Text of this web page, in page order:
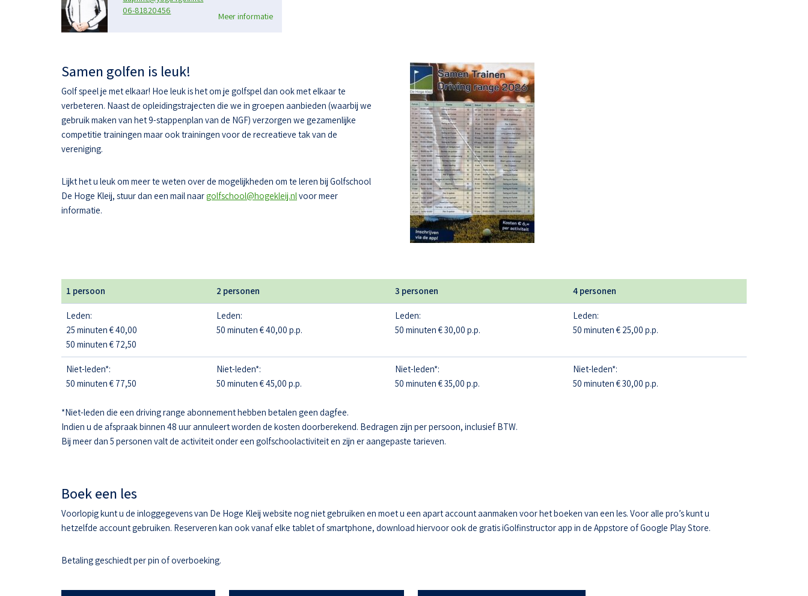
06-81820456
Meer informatie
Samen golfen is leuk!
Golf speel je met elkaar! Hoe leuk is het om je golfspel dan ook met elkaar te
verbeteren. Naast de opleidingstrajecten die we in groepen aanbieden (waarbij we
gebruik maken van het 9-stappenplan van de NGF) verzorgen we gezamenlijke
competitie trainingen maar ook trainingen voor de recreatieve tak van de
vereniging.
Lijkt het u leuk om meer te weten over de mogelijkheden om te leren bij Golfschool
De Hoge Kleij, stuur dan een mail naargolfschool@hogekleij.nlvoor meer
informatie.
1 persoon 2 personen 3 personen 4 personen
Leden:
25 minuten € 40,00
50 minuten € 72,50
Leden:
50 minuten € 40,00 p.p.
Leden:
50 minuten € 30,00 p.p.
Leden:
50 minuten € 25,00 p.p.
Niet-leden*:
50 minuten € 77,50
Niet-leden*:
50 minuten € 45,00 p.p.
Niet-leden*:
50 minuten € 35,00 p.p.
Niet-leden*:
50 minuten € 30,00 p.p.
*Niet-leden die een driving range abonnement hebben betalen geen dagfee.
Indien u de afspraak binnen 48 uur annuleert worden de kosten doorberekend. Bedragen zijn per persoon, inclusief BTW.
Bij meer dan 5 personen valt de activiteit onder een golfschoolactiviteit en zijn er aangepaste tarieven.
Boek een les
Voorlopig kunt u de inloggegevens van De Hoge Kleij website nog niet gebruiken en moet u een apart account aanmaken voor het boeken van een les. Voor alle pro’s kunt u
hetzelfde account gebruiken. Reserveren kan ook vanaf elke tablet of smartphone, download hiervoor ook de gratis iGolfinstructor app in de Appstore of Google Play Store.
Betaling geschiedt per pin of overboeking.